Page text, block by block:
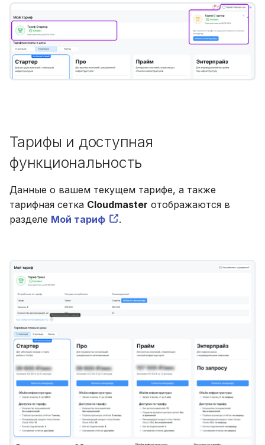
Тарифы и доступная
функциональность
Данные о вашем текущем тарифе, а также
тарифная сетка Cloudmaster отображаются в
разделе Мой тариф .